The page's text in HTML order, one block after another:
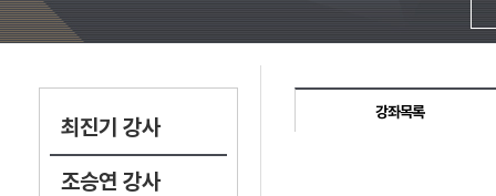
최진기 강사
조승연 강사
강좌목록